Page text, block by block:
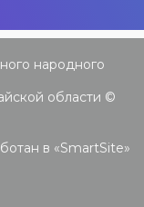
народного
области ©
в «SmartSite»